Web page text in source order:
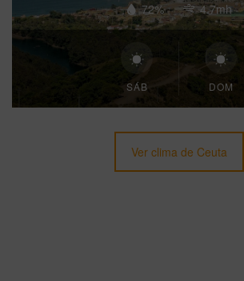
72% 4.7mh
SÁB DOM
Ver clima de Ceuta